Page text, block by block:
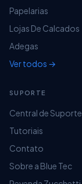
Papelarias
Lojas De Calcados
Adegas
Ver todos →
SUPORTE
Central de Suporte
Tutoriais
Contato
Sobre a Blue Tec